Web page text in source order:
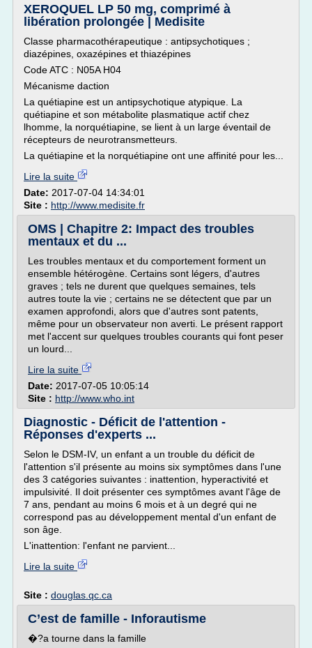
XEROQUEL LP 50 mg, comprimé à
libération prolongée | Medisite
Classe pharmacothérapeutique : antipsychotiques ;
diazépines, oxazépines et thiazépines
Code ATC : N05A H04
Mécanisme daction
La quétiapine est un antipsychotique atypique. La
quétiapine et son métabolite plasmatique actif chez
lhomme, la norquétiapine, se lient à un large éventail de
récepteurs de neurotransmetteurs.
La quétiapine et la norquétiapine ont une affinité pour les...
Lire la suite
Date: 2017-07-04 14:34:01
Site : http://www.medisite.fr
OMS | Chapitre 2: Impact des troubles
mentaux et du ...
Les troubles mentaux et du comportement forment un
ensemble hétérogène. Certains sont légers, d'autres
graves ; tels ne durent que quelques semaines, tels
autres toute la vie ; certains ne se détectent que par un
examen approfondi, alors que d'autres sont patents,
même pour un observateur non averti. Le présent rapport
met l'accent sur quelques troubles courants qui font peser
un lourd...
Lire la suite
Date: 2017-07-05 10:05:14
Site : http://www.who.int
Diagnostic - Déficit de l'attention -
Réponses d'experts ...
Selon le DSM-IV, un enfant a un trouble du déficit de
l'attention s'il présente au moins six symptômes dans l'une
des 3 catégories suivantes : inattention, hyperactivité et
impulsivité. Il doit présenter ces symptômes avant l'âge de
7 ans, pendant au moins 6 mois et à un degré qui ne
correspond pas au développement mental d'un enfant de
son âge.
L'inattention: l'enfant ne parvient...
Lire la suite
Site : douglas.qc.ca
C’est de famille - Inforautisme
�?a tourne dans la famille